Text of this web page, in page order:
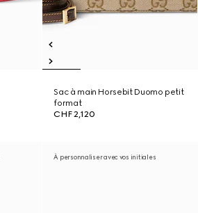
Sac à main Horsebit Duomo petit
format
CHF 2,120
À personnaliser avec vos initiales